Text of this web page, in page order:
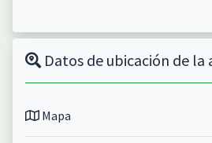
Datos de ubicación de la
Mapa